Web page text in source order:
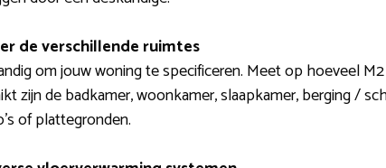
de verschillende ruimtes
om jouw woning te specificeren. Meet op hoeveel
zijn de badkamer, woonkamer, slaapkamer, berging /
of plattegronden.